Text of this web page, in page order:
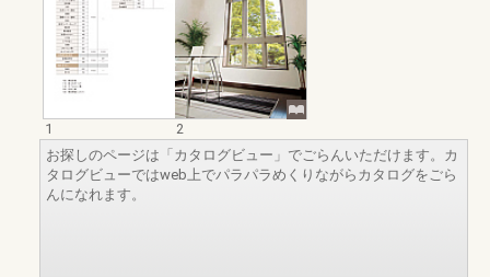
1
2
お探しのページは「カタログビュー」でごらんいただけます。カ
タログビューではweb上でパラパラめくりながらカタログをごら
んになれます。